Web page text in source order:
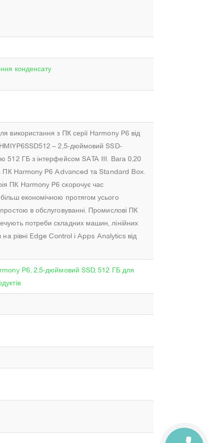
конденсату
використання з ПК серії Harmony P6 від
– 2,5-дюймовий SSD-
512 ГБ з інтерфейсом SATA III. Вага 0,20
ПК Harmony P6 Advanced та Standard Box.
ПК Harmony P6 скорочує час
економічною протягом усього
в обслуговуванні. Промислові ПК
потреби складних машин, лінійних
на рівні Edge Control і Apps Analytics від
P6, 2,5-дюймовий SSD, 512 ГБ для